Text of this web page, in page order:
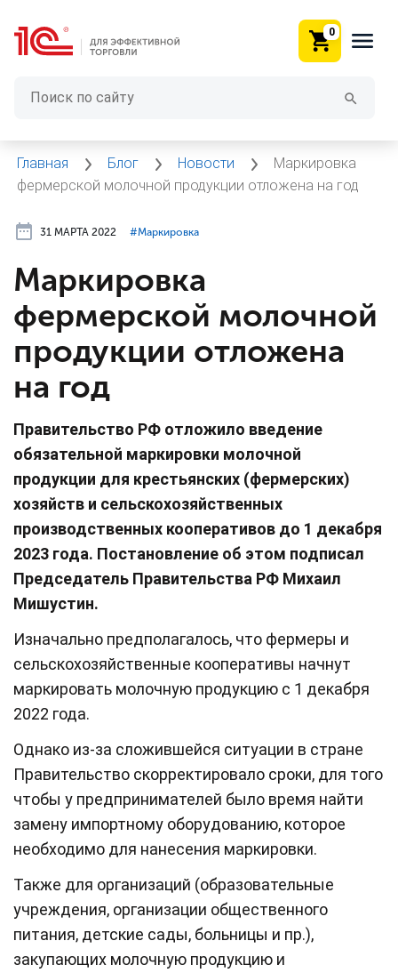
0
Главная Блог Новости
Маркировка
фермерской молочной продукции отложена на год
31 МАРТА 2022 #⁣Маркировка
Маркировка
фермерской молочной
продукции отложена
на год
Правительство РФ отложило введение
обязательной маркировки молочной
продукции для крестьянских (фермерских)
хозяйств и сельскохозяйственных
производственных кооперативов до 1 декабря
2023 года. Постановление об этом подписал
Председатель Правительства РФ Михаил
Мишустин.
Изначально предполагалось, что фермеры и
сельскохозяйственные кооперативы начнут
маркировать молочную продукцию с 1 декабря
2022 года.
Однако из-за сложившейся ситуации в стране
Правительство скорректировало сроки, для того
чтобы у предпринимателей было время найти
замену импортному оборудованию, которое
необходимо для нанесения маркировки.
Также для организаций (образовательные
учреждения, организации общественного
питания, детские сады, больницы и пр.),
закупающих молочную продукцию и